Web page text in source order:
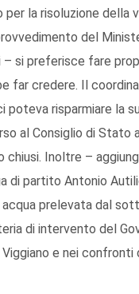
la risoluzione della
del
si preferisce fare
far credere. Il
poteva risparmiare la
al Consiglio di
chiusi. Inoltre –
di partito Antonio
prelevata dal
di intervento del
e nei confronti